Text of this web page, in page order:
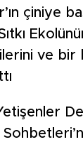
çiniye
ve